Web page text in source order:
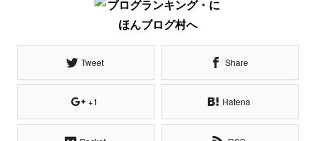
Tweet Share
+1 Hatena